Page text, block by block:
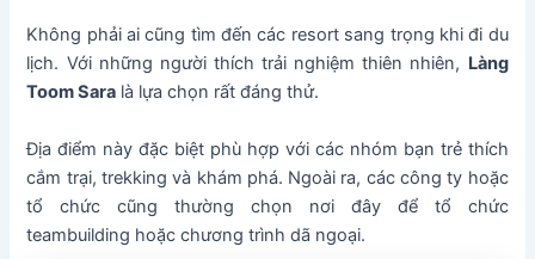
Không phải ai cũng tìm đến các resort sang trọng khi đi du
lịch. Với những người thích trải nghiệm thiên nhiên, Làng
Toom Sara là lựa chọn rất đáng thử.
Địa điểm này đặc biệt phù hợp với các nhóm bạn trẻ thích
cắm trại, trekking và khám phá. Ngoài ra, các công ty hoặc
tổ chức cũng thường chọn nơi đây để tổ chức
teambuilding hoặc chương trình dã ngoại.